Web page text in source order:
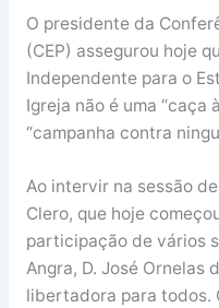
O presidente da
(CEP) assegurou hoje
Independente para o
Igreja não é uma “caça
“campanha contra
Ao intervir na sessão
Clero, que hoje
participação de vários
Angra, D. José Ornelas
libertadora para todos.